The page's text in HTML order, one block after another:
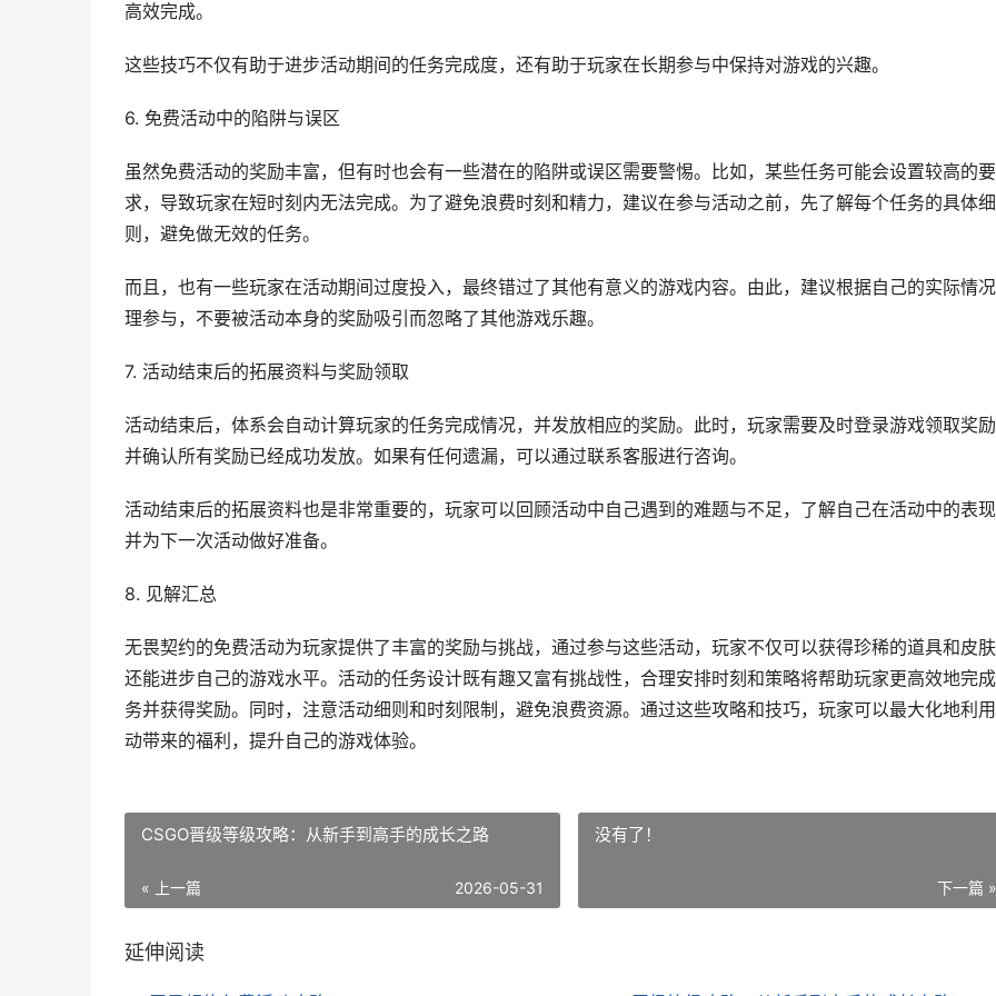
高效完成。
这些技巧不仅有助于进步活动期间的任务完成度，还有助于玩家在长期参与中保持对游戏的兴趣。
6. 免费活动中的陷阱与误区
虽然免费活动的奖励丰富，但有时也会有一些潜在的陷阱或误区需要警惕。比如，某些任务可能会设置较高的要
求，导致玩家在短时刻内无法完成。为了避免浪费时刻和精力，建议在参与活动之前，先了解每个任务的具体细
则，避免做无效的任务。
而且，也有一些玩家在活动期间过度投入，最终错过了其他有意义的游戏内容。由此，建议根据自己的实际情
理参与，不要被活动本身的奖励吸引而忽略了其他游戏乐趣。
7. 活动结束后的拓展资料与奖励领取
活动结束后，体系会自动计算玩家的任务完成情况，并发放相应的奖励。此时，玩家需要及时登录游戏领取奖
并确认所有奖励已经成功发放。如果有任何遗漏，可以通过联系客服进行咨询。
活动结束后的拓展资料也是非常重要的，玩家可以回顾活动中自己遇到的难题与不足，了解自己在活动中的表
并为下一次活动做好准备。
8. 见解汇总
无畏契约的免费活动为玩家提供了丰富的奖励与挑战，通过参与这些活动，玩家不仅可以获得珍稀的道具和皮
还能进步自己的游戏水平。活动的任务设计既有趣又富有挑战性，合理安排时刻和策略将帮助玩家更高效地完
务并获得奖励。同时，注意活动细则和时刻限制，避免浪费资源。通过这些攻略和技巧，玩家可以最大化地利
动带来的福利，提升自己的游戏体验。
CSGO晋级等级攻略：从新手到高手的成长之路
« 上一篇 2026-05-31
没有了！
下一篇 »
延伸阅读